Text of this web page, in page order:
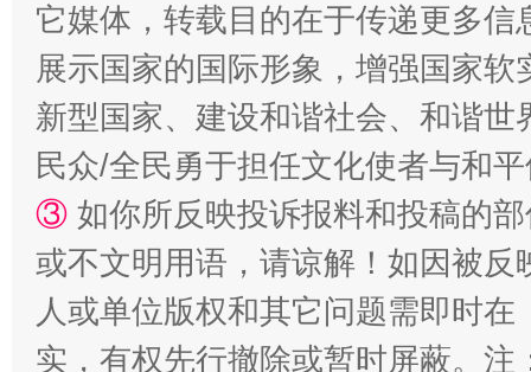
它媒体，转载目的在于传递更多
展示国家的国际形象，增强国家
新型国家、建设和谐社会、和谐
民众/全民勇于担任文化使者与和
③ 如你所反映投诉报料和投稿的
或不文明用语，请谅解！如因被
人或单位版权和其它问题需即时在
实，有权先行撤除或暂时屏蔽。